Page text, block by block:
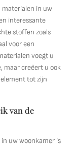
materialen in uw
interessante
stoffen zoals
voor een
voegt u
maar creëert u ook
tot zijn
van de
uw woonkamer is